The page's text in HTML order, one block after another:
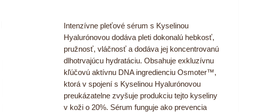
Intenzívne pleťové sérum s Kyselinou
Hyalurónovou dodáva pleti dokonalú hebkosť,
pružnosť, vláčnosť a dodáva jej koncentrovanú
dlhotrvajúcu hydratáciu. Obsahuje exkluzívnu
kľúčovú aktívnu DNA ingredienciu Osmoter™,
ktorá v spojení s Kyselinou Hyalurónovou
preukázatelne zvyšuje produkciu tejto kyseliny
v koži o 20%. Sérum funguje ako prevencia